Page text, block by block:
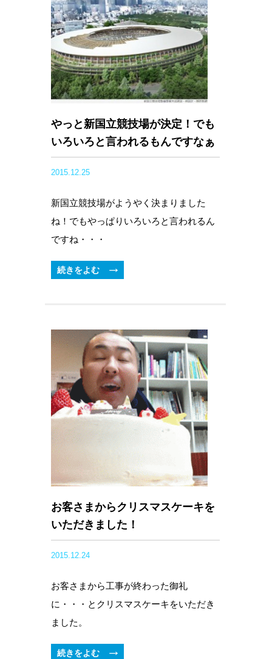
やっと新国立競技場が決定！でも
いろいろと言われるもんですなぁ
2015.12.25
新国立競技場がようやく決まりました
ね！でもやっぱりいろいろと言われるん
ですね・・・
続きをよむ
お客さまからクリスマスケーキを
いただきました！
2015.12.24
お客さまから工事が終わった御礼
に・・・とクリスマスケーキをいただき
ました。
続きをよむ